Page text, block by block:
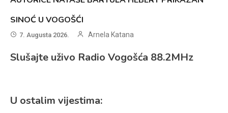
SINOĆ U VOGOŠĆI
7. Augusta 2026. Arnela Katana
Slušajte uživo Radio Vogošća 88.2MHz
U ostalim vijestima: